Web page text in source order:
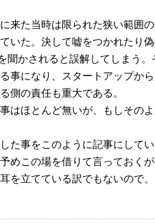
来た当時は限られた狭い範囲
いた。決して嘘をつかれたり
聞かされると誤解してしまう
事になり、スタートアップか
側の責任も重大である。
はほとんど無いが、もしその
た事をこのように記事にして
めこの場を借りて言っておく
を立てている訳でもないので